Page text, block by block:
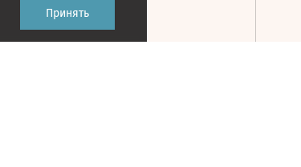
Принять